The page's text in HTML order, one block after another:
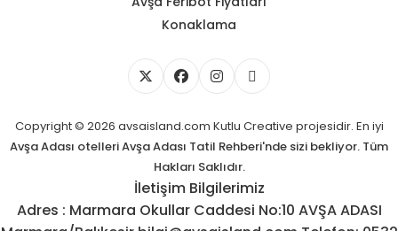
Konaklama
Copyright © 2026 avsaisland.com Kutlu Creative projesidir. En iyi
Avşa Adası otelleriAvşa Adası Tatil Rehberi'nde sizi bekliyor. Tüm
Hakları Saklıdır.
İletişim Bilgilerimiz
Adres : Marmara Okullar Caddesi No:10 AVŞA ADASI